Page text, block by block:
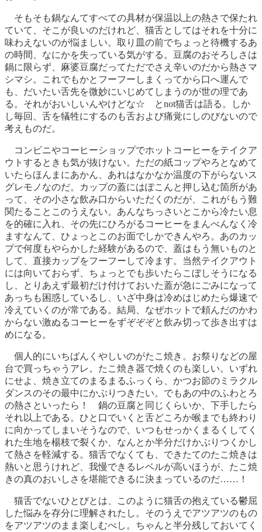
そもそも鍋なんてすべての具材が保温以上の熱さで保たれ
ていて、そこが良いのだけれど、猫舌としてはそれを十分に
味わえないのが悩ましい。取り皿の前でちょっと待機するあ
の時間、なにかを失っている気がする。豆腐のおそろしさは
鍋に限らず、麻婆豆腐だってただでさえ辛いのだから熱さマ
シマシ。これでもかとフーフーしまくってから口へ運んで
も、だいたい舌先を微妙にいじめてしまうのが世の理であ
る。それがおいしいんやけどな☆ とnot猫舌は語る。しか
し毎回、舌を犠牲にするのも舌および痛覚にしのびないので
考えものだ。
コンビニやコーヒーショップでホットコーヒーをテイクア
ウトするときも気が抜けない。ただの紙コップやろとなめて
いたらほんまにあかん、あれはなかなか温度の下がらないス
グレモノなのだ。カップの蓋にはぽこんと押し込む箇所があ
って、その小さな飲み口からいただくのだが、これがもう難
関たることこのうえない。あんなちっさいとこから冷たい息
を的確に入れ、その先にひろがるコーヒーをまんべんなく冷
ますなんて、ひょっとこのお面でしかできんやろ。あのカッ
プで何度もやらかした経験があるので、蓋はもう無いものと
して、直接カップをフーフーして冷ます。当然テイクアウト
には向いておらず、ちょっとでも歩いたらこぼしそうになる
し、とりあえず最初だけ付けておいた蓋が急にごみになって
あっちも困惑しているし、いざ中身は冷めはじめたら爆速で
冷えていくのが常である。結局、なぜホットで頼んだのかわ
からない激ぬるコーヒーをずぞぞぞと飲み切って歩き出すは
めになる。
個人的にいちばんくやしいのがたこ焼き。お祭りなどの屋
台で買っちゃうアレ。たこ焼き器で焼くのも楽しい。いずれ
にせよ、焼き立てのまるまるふっくら、かつお節のミラクル
ダンスのその最中にかぶりつきたい。でもあの中のふわとろ
の熱さといったら！ 鍋の豆腐と同じくらいか、下手したら
それ以上である。ひと口でいくと舌どころか喉までも終わり
に向かってしまいそうなので、いつもせっかくまるくしてく
れた生地を楊枝で裂くか、なんとか半分だけかぶりつくかし
て熱さを軽減する。猫舌でなくても、できたてのたこ焼きは
熱いと思うけれど、我慢できるレベルが高いほうが、たこ焼
きの真のおいしさを堪能できるに決まっているのだ……！
猫舌でないひとびとは、このように猫舌の抱えている鬱屈
した悩みを存分に理解されたし。そのうえでアツアツのもの
をアツアツのまま楽しむべし。ちゃんと半分残しておいてく